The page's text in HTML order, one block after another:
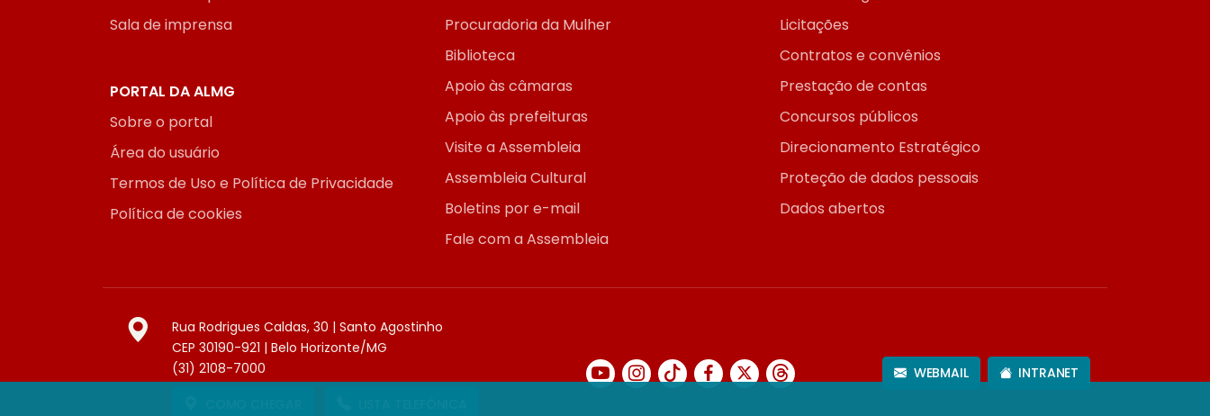
Sala de imprensa
Procuradoria da Mulher
Biblioteca
Apoio às câmaras
Apoio às prefeituras
Visite a Assembleia
Assembleia Cultural
Boletins por e-mail
Fale com a Assembleia
Licitações
Contratos e convênios
Prestação de contas
Concursos públicos
Direcionamento Estratégico
Proteção de dados pessoais
Dados abertos
PORTAL DA ALMG
Sobre o portal
Área do usuário
Termos de Uso e Política de Privacidade
Política de cookies
Rua Rodrigues Caldas, 30 | Santo Agostinho
CEP 30190-921 | Belo Horizonte/MG
(31) 2108-7000
WEBMAIL INTRANET